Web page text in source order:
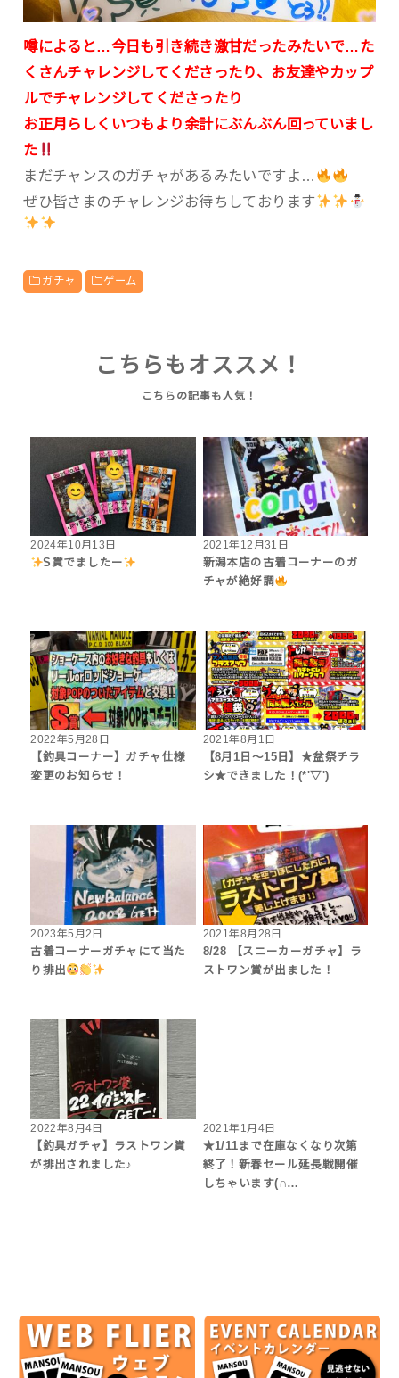
噂によると…今日も引き続き激甘だったみたいで…た
くさんチャレンジしてくださったり、お友達やカップ
ルでチャレンジしてくださったり
お正月らしくいつもより余計にぶんぶん回っていまし
た
まだチャンスのガチャがあるみたいですよ…
ぜひ皆さまのチャレンジお待ちしております
ガチャ ゲーム
こちらもオススメ！
2024年10月13日
S賞でましたー
2021年12月31日
新潟本店の古着コーナーのガ
チャが絶好調
2022年5月28日
【釣具コーナー】ガチャ仕様
変更のお知らせ！
2021年8月1日
【8月1日～15日】★盆祭チラ
シ★できました！(*'▽')
2023年5月2日
古着コーナーガチャにて当た
り排出
2021年8月28日
8/28 【スニーカーガチャ】ラ
ストワン賞が出ました！
2022年8月4日
【釣具ガチャ】ラストワン賞
が排出されました♪
2021年1月4日
★1/11まで在庫なくなり次第
終了！新春セール延長戦開催
しちゃいます(∩…